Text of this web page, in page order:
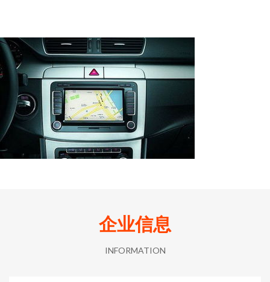
企业信息
INFORMATION